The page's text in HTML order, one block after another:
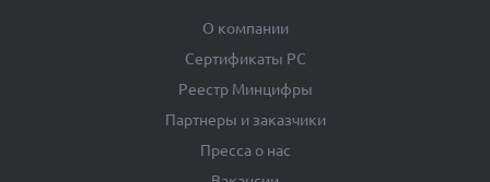
О компании
Сертификаты РС
Реестр Минцифры
Партнеры и заказчики
Пресса о нас